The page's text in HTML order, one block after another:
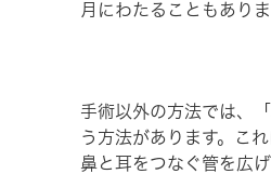
月にわたることもありま
手術以外の方法では、
う方法があります。こ
鼻と耳をつなぐ管を広